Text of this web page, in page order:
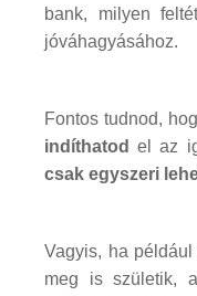
bank, milyen
jóváhagyásához.
Fontos tudnod,
indíthatod el az
csak egyszeri
Vagyis, ha
meg is születik,